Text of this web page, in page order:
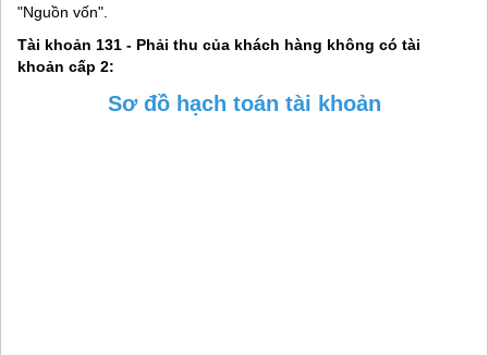
"Nguồn vốn".
Tài khoản 131 - Phải thu của khách hàng không có tài
khoản cấp 2:
Sơ đồ hạch toán tài khoản